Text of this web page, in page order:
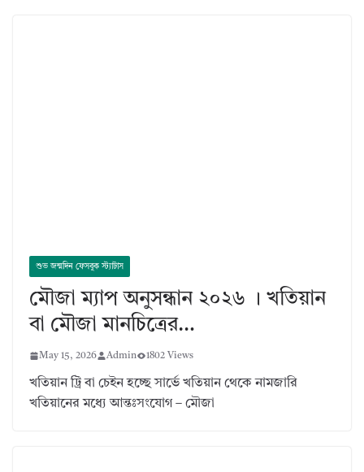
শুভ জন্মদিন ফেসবুক স্ট্যাটাস
মৌজা ম্যাপ অনুসন্ধান ২০২৬ । খতিয়ান
বা মৌজা মানচিত্রের…
May 15, 2026 Admin 1802 Views
খতিয়ান ট্রি বা চেইন হচ্ছে সার্ভে খতিয়ান থেকে নামজারি
খতিয়ানের মধ্যে আন্তঃসংযোগ – মৌজা